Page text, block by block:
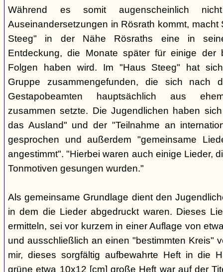
Während es somit augenscheinlich
Auseinandersetzungen in Rösrath kommt, macht
Steeg" in der Nähe Rösraths eine in
Entdeckung, die Monate später für einige der
Folgen haben wird. Im "Haus Steeg" hat
Gruppe zusammengefunden, die sich nach
Gestapobeamten hauptsächlich aus
zusammen setzte. Die Jugendlichen haben
das Ausland" und der "Teilnahme an
gesprochen und außerdem "gemeinsame
angestimmt". "Hierbei waren auch einige Lieder,
Tonmotiven gesungen wurden."
Als gemeinsame Grundlage dient den
in dem die Lieder abgedruckt waren. Dieses
ermitteln, sei vor kurzem in einer Auflage von
und ausschließlich an einen "bestimmten Kreis"
mir, dieses sorgfältig aufbewahrte Heft in die
grüne etwa 10x12 [cm] große Heft war auf der